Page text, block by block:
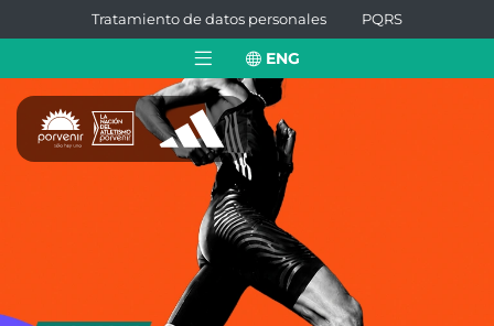
Tratamiento de datos personales PQRS
ENG